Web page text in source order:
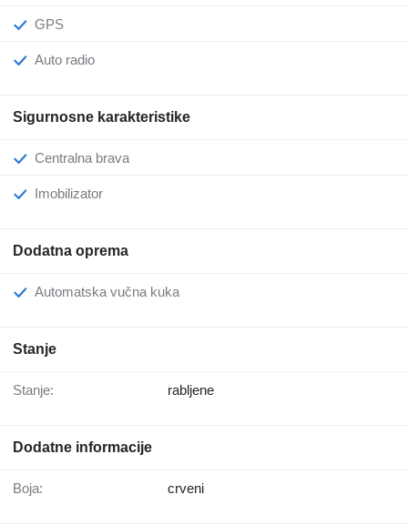
GPS
Auto radio
Sigurnosne karakteristike
Centralna brava
Imobilizator
Dodatna oprema
Automatska vučna kuka
Stanje
Stanje: rabljene
Dodatne informacije
Boja: crveni